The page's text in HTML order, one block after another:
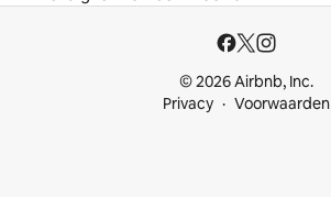
© 2026 Airbnb, Inc.
Privacy
Voorwaarden